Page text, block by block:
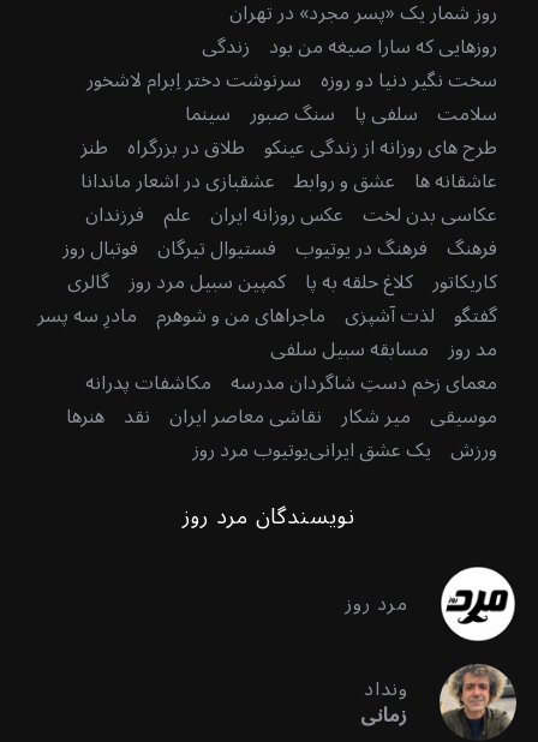
روز شمار یک «پسر مجرد» در تهران
روزهایی که سارا صیغه من بود زندگی
سخت نگیر دنیا دو روزه سرنوشت دختر اِبرام لاشخور
سلامت سلفی پا سنگ صبور سینما
طرح های روزانه از زندگی عینکو طلاق در بزرگراه طنز
عاشقانه ها عشق و روابط عشقبازی در اشعار ماندانا
عکاسی بدن لخت عکس روزانه ایران علم فرزندان
فرهنگ فرهنگ در یوتیوب فستیوال تیرگان فوتبال روز
کاریکاتور کلاغ حلقه به پا کمپین سبیل مرد روز گالری
گفتگو لذت آشپزی ماجراهای من و شوهرم مادرِ سه پسر
مد روز مسابقه سبیل سلفی
معمای زخم دستِ شاگردان مدرسه مکاشفات پدرانه
موسیقی میر شکار نقاشی معاصر ایران نقد هنرها
ورزش یک عشق ایرانییوتیوب مرد روز
نویسندگان مرد روز
مرد روز
ونداد
زمانی